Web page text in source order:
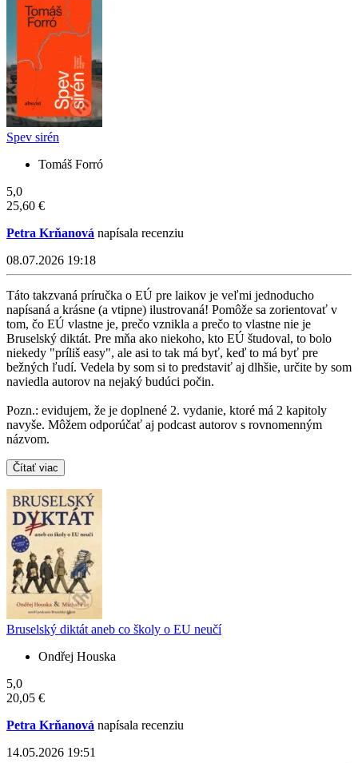
Spev sirén
Tomáš Forró
5,0
25,60 €
Petra Krňanová napísala recenziu
08.07.2026 19:18
Táto takzvaná príručka o EÚ pre laikov je veľmi jednoducho
napísaná a krásne (a vtipne) ilustrovaná! Pomôže sa zorientovať v
tom, čo EÚ vlastne je, prečo vznikla a prečo to vlastne nie je
Bruselský diktát. Pre mňa ako niekoho, kto EÚ študoval, to bolo
niekedy "príliš easy", ale asi to tak má byť, keď to má byť pre
bežných ľudí. Vedela by som si to predstaviť aj dlhšie, určite by som
naviedla autorov na nejaký budúci počin.
Pozn.: evidujem, že je doplnené 2. vydanie, ktoré má 2 kapitoly
navyše. Môžem odporúčať aj podcast autorov s rovnomenným
názvom.
Čítať viac
Bruselský diktát aneb co školy o EU neučí
Ondřej Houska
5,0
20,05 €
Petra Krňanová napísala recenziu
14.05.2026 19:51